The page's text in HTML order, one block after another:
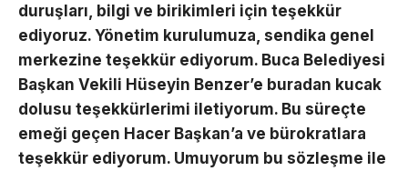
duruşları, bilgi ve birikimleri için teşekkür
ediyoruz. Yönetim kurulumuza, sendika genel
merkezine teşekkür ediyorum. Buca Belediyesi
Başkan Vekili Hüseyin Benzer’e buradan kucak
dolusu teşekkürlerimi iletiyorum. Bu süreçte
emeği geçen Hacer Başkan’a ve bürokratlara
teşekkür ediyorum. Umuyorum bu sözleşme ile